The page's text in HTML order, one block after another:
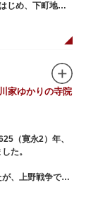
じめ、下町地域
。また3階には
たまち情報コー
家ゆかりの寺院
（寛永2）年、
た。
、上野戦争でそ
不忍池辯天堂、